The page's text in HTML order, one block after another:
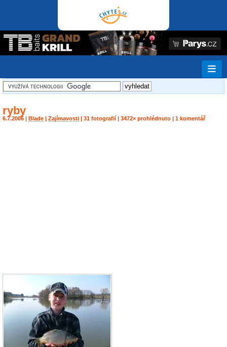
ryby
6.7.2006 | Blade Zajímavosti | 31 fotografií | 3472× prohlédnuto | 1 komentář